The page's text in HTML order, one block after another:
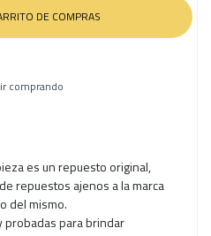
comprando
es un repuesto original,
repuestos ajenos a la marca
del mismo.
probadas para brindar